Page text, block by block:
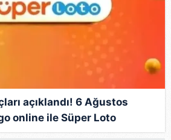
açıklandı! 6 Ağustos
online ile Süper Loto